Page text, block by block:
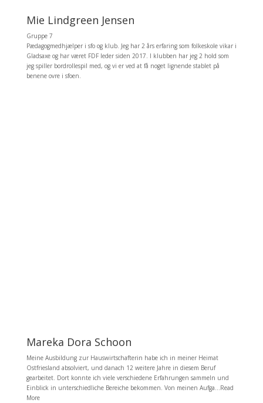
Mie Lindgreen Jensen
Gruppe 7
Pædagogmedhjælper i sfo og klub. Jeg har 2 års erfaring som folkeskole vikar i
Gladsaxe og har været FDF leder siden 2017. I klubben har jeg 2 hold som
jeg spiller bordrollespil med, og vi er ved at få noget lignende stablet på
benene ovre i sfoen.
Mareka Dora Schoon
Meine Ausbildung zur Hauswirtschafterin habe ich in meiner Heimat
Ostfriesland absolviert, und danach 12 weitere Jahre in diesem Beruf
gearbeitet. Dort konnte ich viele verschiedene Erfahrungen sammeln und
Einblick in unterschiedliche Bereiche bekommen. Von meinen Aufga...Read
More